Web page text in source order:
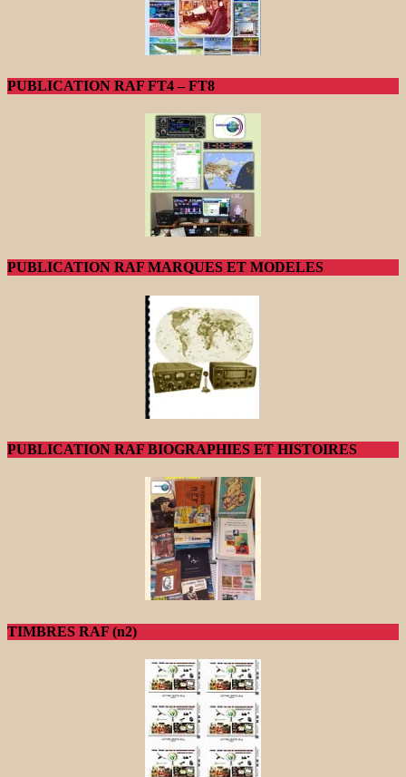
PUBLICATION RAF FT4 – FT8
PUBLICATION RAF MARQUES ET MODELES
PUBLICATION RAF BIOGRAPHIES ET HISTOIRES
TIMBRES RAF (n2)